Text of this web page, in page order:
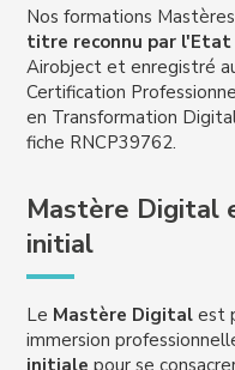
Nos formations
titre reconnu par l'Etat
Airobject et enregistré
Certification
en Transformation
fiche RNCP39762.
Mastère Digital
initial
Le Mastère Digital est
immersion
initiale pour se